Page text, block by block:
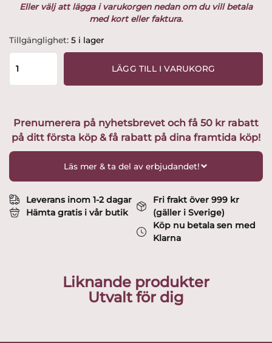
Eller välj att lägga i varukorgen nedan om du vill betala
med kort eller faktura.
Tillgänglighet: 5 i lager
Trädekoration
The
Cygnet
Ek
mängd
LÄGG TILL I VARUKORG
Prenumerera på nyhetsbrevet och få 50 kr rabatt
på ditt första köp & få rabatt på dina framtida köp!
Läs mer & ta del av erbjudandet!
Leverans inom 1-2 dagar
Hämta gratis i vår butik
Fri frakt över 999 kr
(gäller i Sverige)
Köp nu betala sen med
Klarna
Liknande produkter
Utvalt för dig